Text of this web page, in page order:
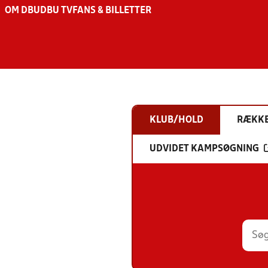
OM DBU DBU TV FANS & BILLETTER
KLUB/HOLD
UDVIDET KAMPSØGNING